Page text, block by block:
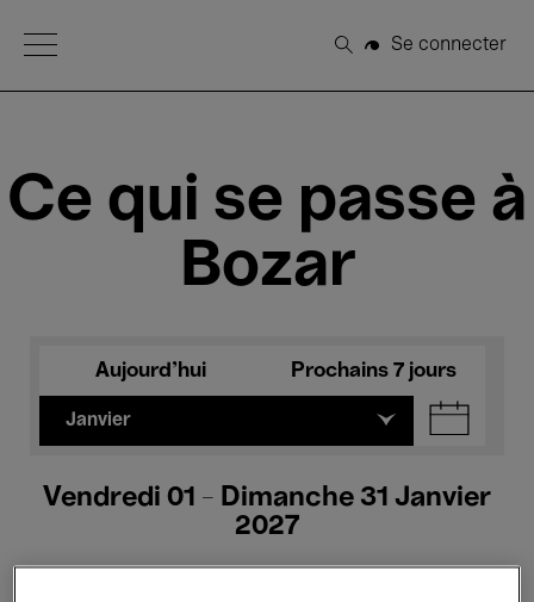
Open Menu
Rechercher
Se connecter
Ce qui se passe à
Bozar
Aujourd'hui Prochains 7 jours
Janvier
Vendredi 01 - Dimanche 31 Janvier
2027